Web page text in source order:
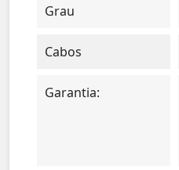
Grau
Cabos
Garantia: